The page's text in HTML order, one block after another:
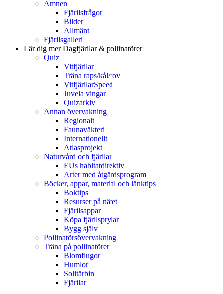
Ämnen
Fjärilsfrågor
Bilder
Allmänt
Fjärilsgalleri
Lär dig merDagfjärilar & pollinatörer
Quiz
Vitfjärilar
Träna raps/kål/rov
VitfjärilarSpeed
Juvela vingar
Quizarkiv
Annan övervakning
Regionalt
Faunaväkteri
Internationellt
Atlasprojekt
Naturvård och fjärilar
EUs habitatdirektiv
Arter med åtgärdsprogram
Böcker, appar, material och länktips
Boktips
Resurser på nätet
Fjärilsappar
Köpa fjärilsprylar
Bygg själv
Pollinatörsövervakning
Träna på pollinatörer
Blomflugor
Humlor
Solitärbin
Fjärilar